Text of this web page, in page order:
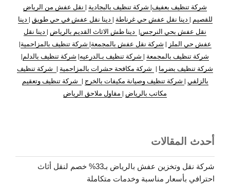
شركة تنظيف بعفيف| شركة تنظيف بالبجادية | نقل عفش من الرياض
للقصيم | دينا نقل عفش حي غرناطة | دينا نقل عفش في حي طويق | دينا
نقل عفش بحي النرجس| دينا طش الاثاث القديم بالرياض | دينا نقل
عفش حي الملز | شركة نقل عفش بالمجمعة| شركة تنظيف بالمزاحمية|
شركة تنظيف بالمجمعة | شركة تنظيف بـالدرعيه| شركة تنظيف بالدلم|
شركة تنظيف بضرما | شركة مكافحة حشرات بالمزاحمية | شركة تنظيف
بالزلفي | شركة تنظيف وصيانة مكيفات بالخرج | شركة تنظيف وتعقيم
مكاتب بالرياض | مقاول ملاحق الرياض
أحدث المقالات
شركة نقل وتخزين عفش بالرياض بـ33% خصم لنقل أثاث
احترافي بأسعار مناسبة وخدمات متكاملة